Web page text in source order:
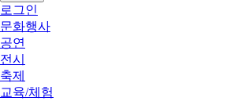
로그인
문화행사
공연
전시
축제
교육/체험